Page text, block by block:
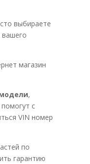
выбираете
магазин
,
с
VIN номер
по
гарантию